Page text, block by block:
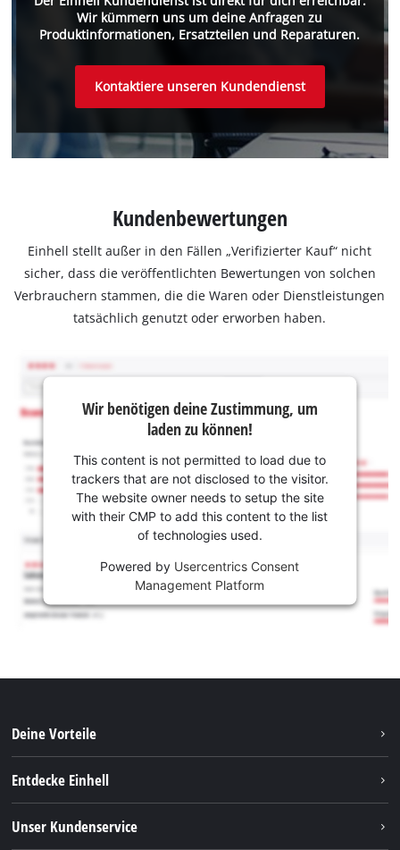
Wir kümmern uns um deine Anfragen zu
Produktinformationen, Ersatzteilen und Reparaturen.
Kontaktiere unseren Kundendienst
Kundenbewertungen
Einhell stellt außer in den Fällen „Verifizierter Kauf“ nicht
sicher, dass die veröffentlichten Bewertungen von solchen
Verbrauchern stammen, die die Waren oder Dienstleistungen
tatsächlich genutzt oder erworben haben.
Wir benötigen deine Zustimmung, um
laden zu können!
This content is not permitted to load due to
trackers that are not disclosed to the visitor.
The website owner needs to setup the site
with their CMP to add this content to the list
of technologies used.
Powered by Usercentrics Consent
Management Platform
Deine Vorteile
Entdecke Einhell
Unser Kundenservice